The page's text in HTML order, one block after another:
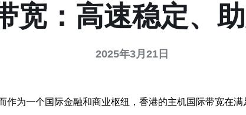
宽：高速稳定、
2025年3月21日
为一个国际金融和商业枢纽，香港的主机国际带宽在